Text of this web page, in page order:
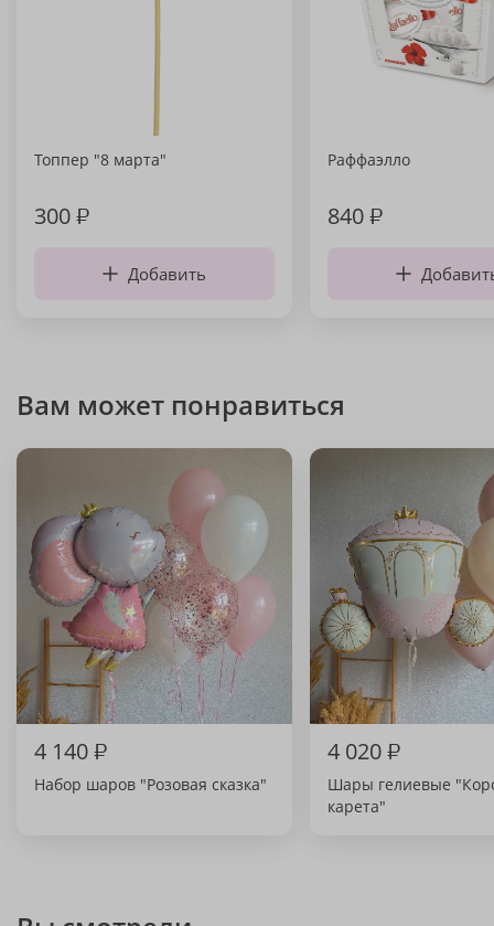
Топпер "8 марта"
300₽
Добавить
Раффаэлло
840₽
Вам может понравиться
4 140₽
Набор шаров "Розовая сказка"
4 020₽
Шары гелиевые
карета"